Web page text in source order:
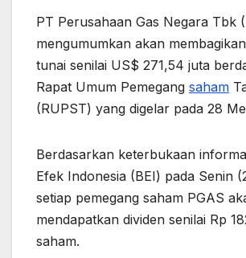
PT Perusahaan Gas Negara Tbk
mengumumkan akan
tunai senilai US$ 271,54 juta
Rapat Umum Pemegang saham
(RUPST) yang digelar pada 28
Berdasarkan keterbukaan
Efek Indonesia (BEI) pada Senin
setiap pemegang saham PGAS
mendapatkan dividen senilai Rp
saham.